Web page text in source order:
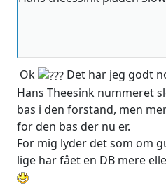
Ok
Det har jeg godt
Hans Theesink nummeret
bas i den forstand, men
for den bas der nu er.
For mig lyder det som om
lige har fået en DB mere